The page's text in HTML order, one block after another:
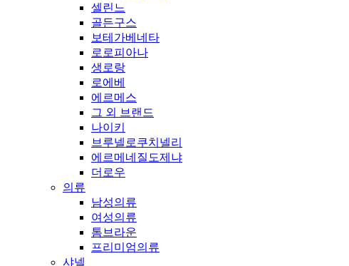
셀린느
골든구스
보테가베네타
로로피아나
생로랑
로에베
에르메스
그 외 브랜드
나이키
브루넬로쿠치넬리
에르메네질도제냐
더로우
의류
남성의류
여성의류
톰브라운
프리미엄의류
샤넬